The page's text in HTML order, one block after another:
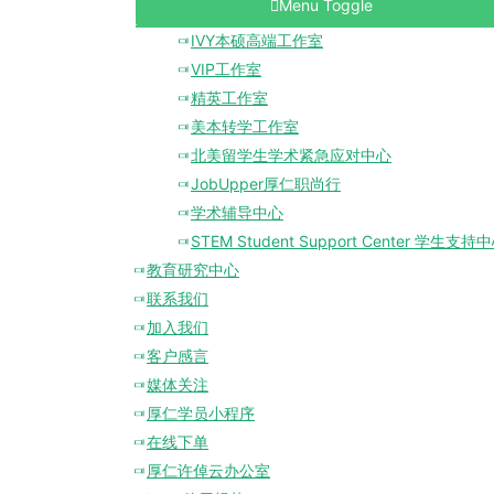
Menu Toggle
IVY本硕高端工作室
VIP工作室
精英工作室
美本转学工作室
北美留学生学术紧急应对中心
JobUpper厚仁职尚行
学术辅导中心
STEM Student Support Center 学生支持
教育研究中心
联系我们
加入我们
客户感言
媒体关注
厚仁学员小程序
在线下单
厚仁许倬云办公室